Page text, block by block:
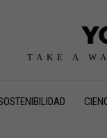
TAKE A